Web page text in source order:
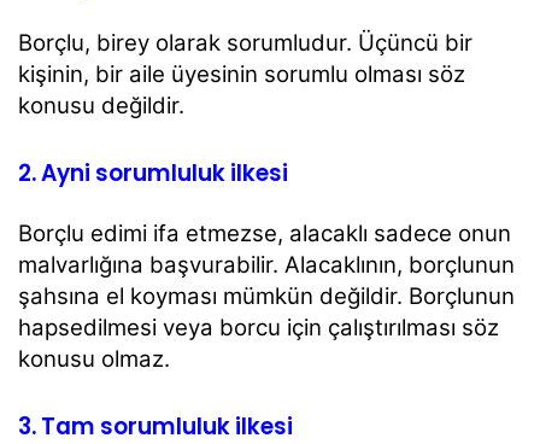
Borçlu, birey olarak sorumludur. Üçüncü bir
kişinin, bir aile üyesinin sorumlu olması söz
konusu değildir.
2. Ayni sorumluluk ilkesi
Borçlu edimi ifa etmezse, alacaklı sadece onun
malvarlığına başvurabilir. Alacaklının, borçlunun
şahsına el koyması mümkün değildir. Borçlunun
hapsedilmesi veya borcu için çalıştırılması söz
konusu olmaz.
3. Tam sorumluluk ilkesi